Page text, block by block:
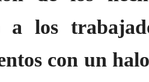
a los
con un